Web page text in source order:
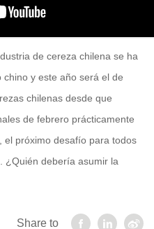
de cereza chilena se ha
y este año será el de
chilenas desde que
de febrero prácticamente
el próximo desafío para todos
¿Quién debería asumir la
Share to